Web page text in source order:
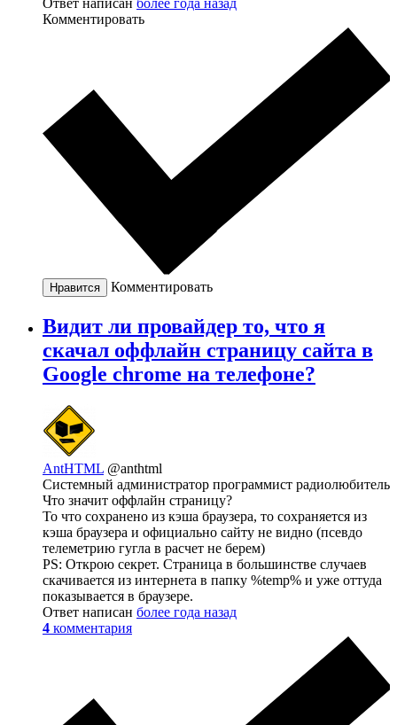
Ответ написан более года назад
Комментировать
Нравится Комментировать
Видит ли провайдер то, что я
скачал оффлайн страницу сайта в
Google chrome на телефоне?
AntHTML @anthtml
Системный администратор программист радиолюбитель
Что значит оффлайн страницу?
То что сохранено из кэша браузера, то сохраняется из
кэша браузера и официально сайту не видно (псевдо
телеметрию гугла в расчет не берем)
PS: Открою секрет. Страница в большинстве случаев
скачивается из интернета в папку %temp% и уже оттуда
показывается в браузере.
Ответ написан более года назад
4 комментария